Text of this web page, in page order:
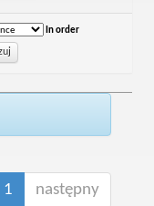
In order
1 następny